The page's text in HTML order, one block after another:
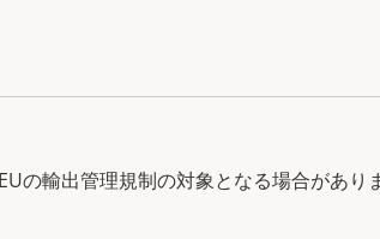
の輸出管理規制の対象となる場合がありま